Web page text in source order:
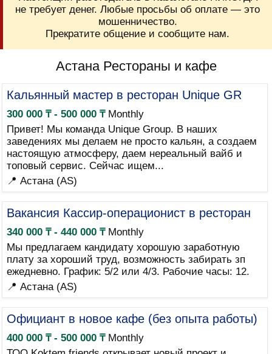
не требует денег. Любые просьбы об оплате — это
мошенничество.
Прекратите общение и сообщите нам.
Астана Рестораны и кафе
Кальянный мастер в ресторан Unique GR
300 000 ₸ - 500 000 ₸Monthly
Привет! Мы команда Unique Group. В наших
заведениях мы делаем не просто кальян, а создаем
настоящую атмосферу, даем нереальный вайб и
топовый сервис. Сейчас ищем...
📍 Астана (AS)
Вакансия Кассир-операционист в ресторан
340 000 ₸ - 440 000 ₸Monthly
Мы предлагаем кандидату хорошую заработную
плату за хороший труд, возможность забирать зп
ежедневно. График: 5/2 или 4/3. Рабочие часы: 12.
📍 Астана (AS)
Официант в новое кафе (без опыта работы)
400 000 ₸ - 500 000 ₸Monthly